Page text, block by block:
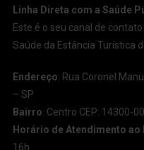
Linha Direta com a Saúde
Este é o seu canal de
Saúde da Estância Turística
Endereço: Rua Coronel
– SP
Bairro: Centro CEP: 14300-
Horário de Atendimento ao
16h